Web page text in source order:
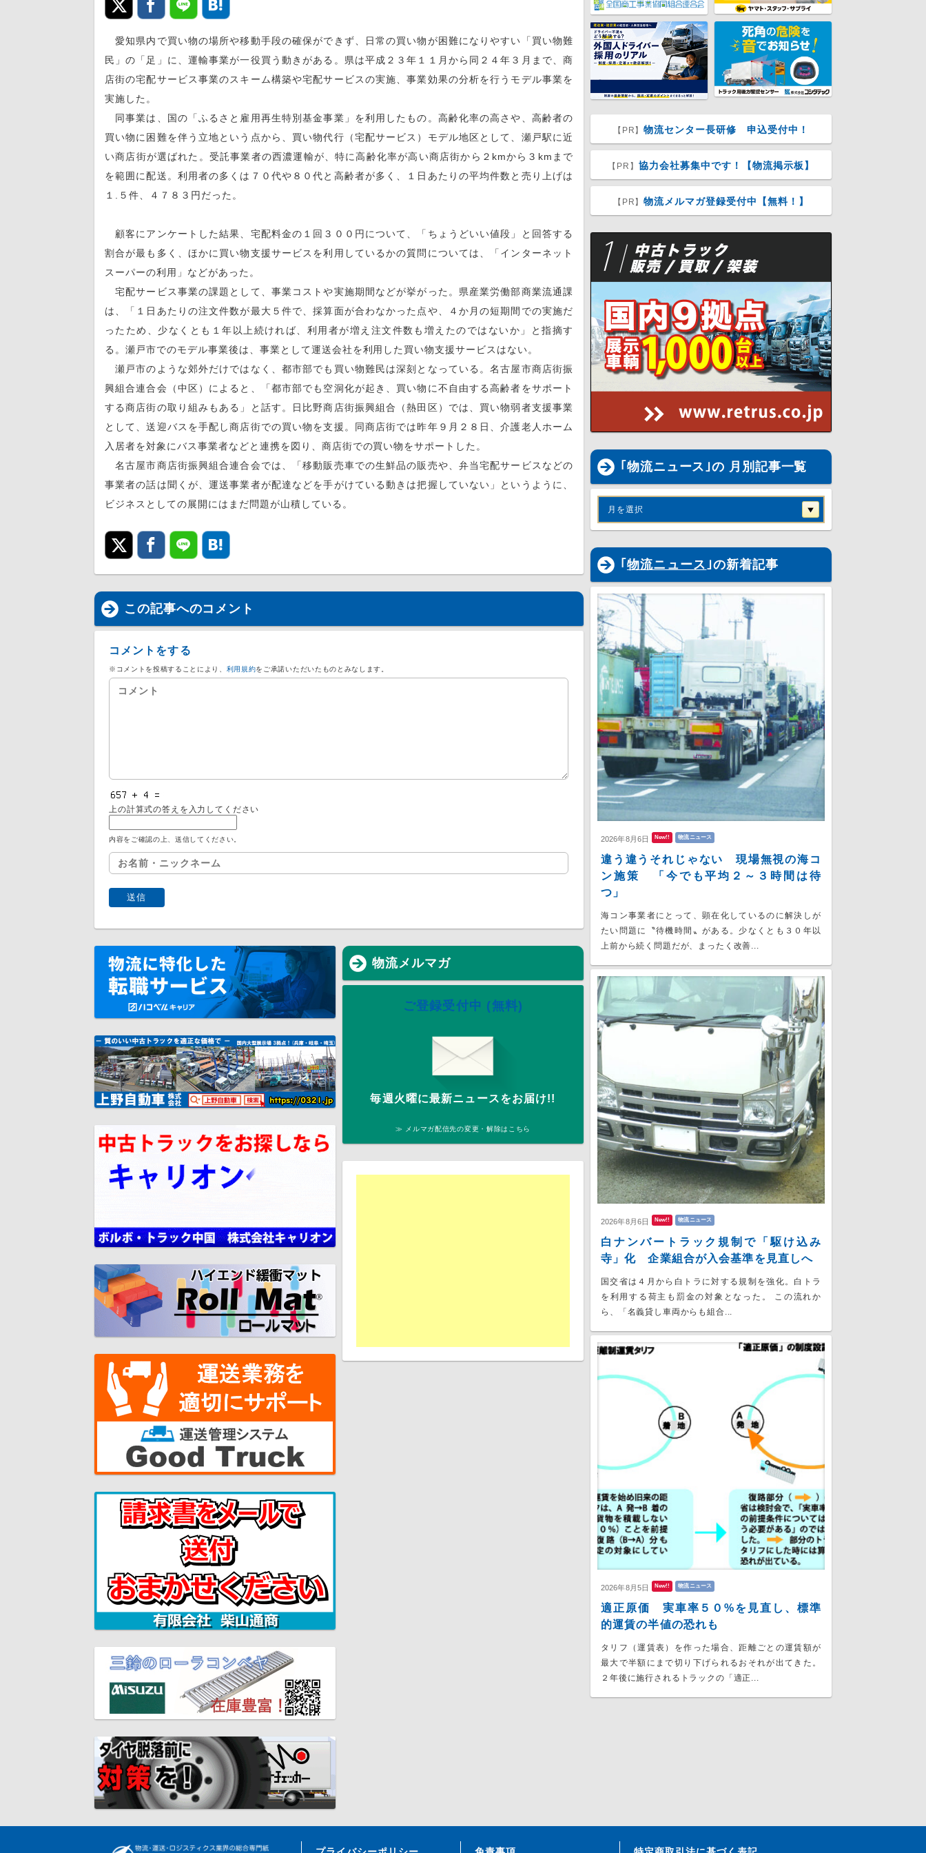
愛知県内で買い物の場所や移動手段の確保ができず、日常の買い物が困難になりやすい「買い物難
民」の「足」に、運輸事業が一役買う動きがある。県は平成２３年１１月から同２４年３月まで、商
店街の宅配サービス事業のスキーム構築や宅配サービスの実施、事業効果の分析を行うモデル事業を
実施した。
同事業は、国の「ふるさと雇用再生特別基金事業」を利用したもの。高齢化率の高さや、高齢者の
買い物に困難を伴う立地という点から、買い物代行（宅配サービス）モデル地区として、瀬戸駅に近
い商店街が選ばれた。受託事業者の西濃運輸が、特に高齢化率が高い商店街から２kmから３kmまで
を範囲に配送。利用者の多くは７０代や８０代と高齢者が多く、１日あたりの平均件数と売り上げは
１.５件、４７８３円だった。
顧客にアンケートした結果、宅配料金の１回３００円について、「ちょうどいい値段」と回答する
割合が最も多く、ほかに買い物支援サービスを利用しているかの質問については、「インターネット
スーパーの利用」などがあった。
宅配サービス事業の課題として、事業コストや実施期間などが挙がった。県産業労働部商業流通課
は、「１日あたりの注文件数が最大５件で、採算面が合わなかった点や、４か月の短期間での実施だ
ったため、少なくとも１年以上続ければ、利用者が増え注文件数も増えたのではないか」と指摘す
る。瀬戸市でのモデル事業後は、事業として運送会社を利用した買い物支援サービスはない。
瀬戸市のような郊外だけではなく、都市部でも買い物難民は深刻となっている。名古屋市商店街振
興組合連合会（中区）によると、「都市部でも空洞化が起き、買い物に不自由する高齢者をサポート
する商店街の取り組みもある」と話す。日比野商店街振興組合（熱田区）では、買い物弱者支援事業
として、送迎バスを手配し商店街での買い物を支援。同商店街では昨年９月２８日、介護老人ホーム
入居者を対象にバス事業者などと連携を図り、商店街での買い物をサポートした。
名古屋市商店街振興組合連合会では、「移動販売車での生鮮品の販売や、弁当宅配サービスなどの
事業者の話は聞くが、運送事業者が配達などを手がけている動きは把握していない」というように、
ビジネスとしての展開にはまだ問題が山積している。
この記事へのコメント
コメントをする
※コメントを投稿することにより、 利用規約をご承諾いただいたものとみなします。
上の計算式の答えを入力してください
内容をご確認の上、送信してください。
【PR】物流センター長研修 申込受付中！
【PR】 協力会社募集中です！【物流掲示板】
【PR】物流メルマガ登録受付中【無料！】
｢物流ニュース｣の 月別記事一覧
月を選択
｢ 物流ニュース ｣の新着記事
2026年8月6日 New!! 物流ニュース
違う違うそれじゃない 現場無視の海コ
ン施策 「今でも平均２～３時間は待
つ」
海コン事業者にとって、顕在化しているのに解決しが
たい問題に〝待機時間〟がある。少なくとも３０年以
上前から続く問題だが、まったく改善...
2026年8月6日 New!! 物流ニュース
白ナンバートラック規制で「駆け込み
寺」化 企業組合が入会基準を見直しへ
国交省は４月から白トラに対する規制を強化。白トラ
を利用する荷主も罰金の対象となった。 この流れか
ら、「名義貸し車両からも組合...
2026年8月5日 New!! 物流ニュース
適正原価 実車率５０%を見直し、標準
的運賃の半値の恐れも
タリフ（運賃表）を作った場合、距離ごとの運賃額が
最大で半額にまで切り下げられるおそれが出てきた。
２年後に施行されるトラックの「適正...
物流メルマガ
ご登録受付中 (無料)
毎週火曜に最新ニュースをお届け!!
≫ メルマガ配信先の変更・解除はこちら